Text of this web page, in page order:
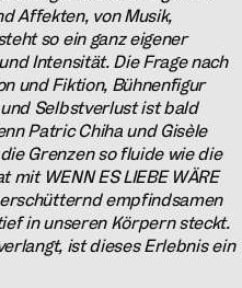
Affekten, von Musik,
so ein ganz eigener
Intensität. Die Frage nach
und Fiktion, Bühnenfigur
Selbstverlust ist bald
Patric Chiha und Gisèle
Grenzen so fluide wie die
WENN ES LIEBE WÄRE
empfindsamen
in unseren Körpern steckt.
ist dieses Erlebnis ein